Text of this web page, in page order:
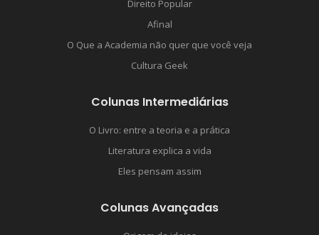
Direito Popular
Afinal
O Que a Academia não quer que você veja
Cultura Geek
Colunas Intermediárias
O Livro: entre a teoria e a prática
Literatura explica a vida
Eles pensam assim
Colunas Avançadas